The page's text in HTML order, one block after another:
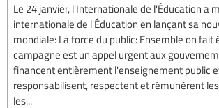
Le 24 janvier, l'Internationale de l'Éducation a
internationale de l'Éducation en lançant sa
mondiale: La force du public: Ensemble on fait
campagne est un appel urgent aux
financent entièrement l'enseignement public
responsabilisent, respectent et rémunèrent les
les...